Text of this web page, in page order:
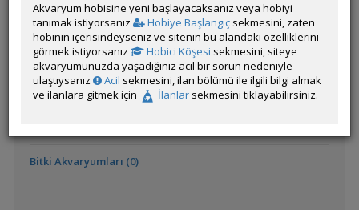
Bitki Akvaryumları (0)
Akvaryum hobisine yeni başlayacaksanız veya hobiyi
tanımak istiyorsanız
Hobiye Başlangıç sekmesini, zaten
hobinin içerisindeyseniz ve sitenin bu alandaki özelliklerini
görmek istiyorsanız
Hobici Köşesi sekmesini, siteye
akvaryumunuzda yaşadığınız acil bir sorun nedeniyle
ulaştıysanız
Acil sekmesini, ilan bölümü ile ilgili bilgi almak
ve ilanlara gitmek için
İlanlar sekmesini tıklayabilirsiniz.